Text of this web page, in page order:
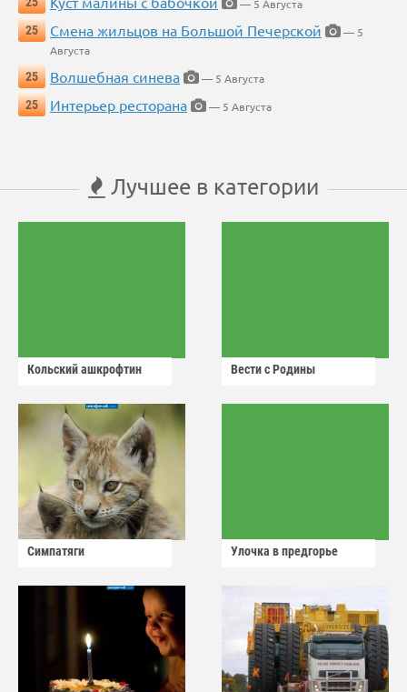
— 5 Августа
25
Смена жильцов на Большой Печерской
— 5
Августа
25
Волшебная синева
— 5 Августа
25
Интерьер ресторана — 5 Августа
Лучшее в категории
Кольский ашкрофтин Вести с Родины
Симпатяги Улочка в предгорье